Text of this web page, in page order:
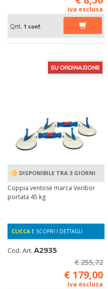
iva esclusa
Qnt. 1 conf.
DISPONIBILE TRA 3 GIORNI
Coppia ventose marca Veribor
portata 45 kg
CLICCA E SCOPRI I DETTAGLI
Cod. Art. A2935
€ 255,72
€ 179,00
iva esclusa